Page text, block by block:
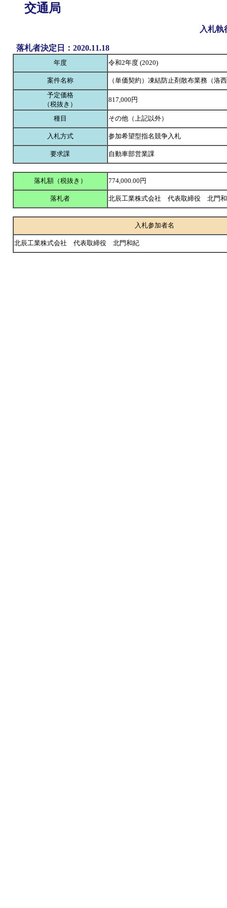
交通局
入札執
落札者決定日：2020.11.18
年度 令和2年度 (2020)
案件名称
（単価契約）凍結防止剤散布業務（洛
予定価格
（税抜き）
817,000円
種目 その他（上記以外）
入札方式 参加希望型指名競争入札
要求課 自動車部営業課
落札額（税抜き） 774,000.00円
落札者 北辰工業株式会社 代表取締役 北門
入札参加者名
北辰工業株式会社 代表取締役 北門和紀